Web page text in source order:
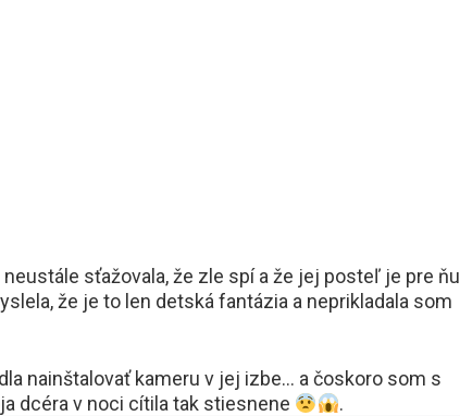
sťažovala, že zle spí a že jej posteľ je pre ňu
že je to len detská fantázia a neprikladala som
nainštalovať kameru v jej izbe… a čoskoro som s
dcéra v noci cítila tak stiesnene
.